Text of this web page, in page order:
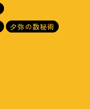
夕弥の数秘術